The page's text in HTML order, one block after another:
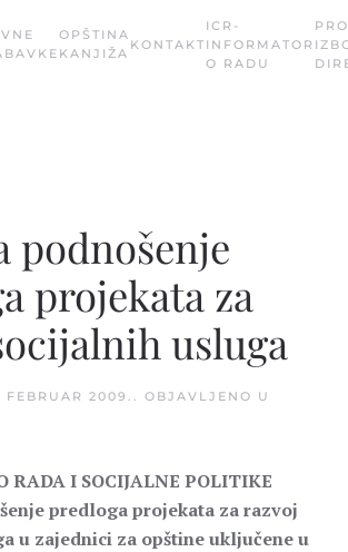
OPŠTINA
KANJIŽA
KONTAKT
ICR-
INFORMATOR
O RADU
podnošenje
projekata za
usluga
FEBRUAR 2009. . OBJAVLJENO U
RADA I SOCIJALNE POLITIKE
predloga projekata za razvoj
u zajednici za opštine uključene u